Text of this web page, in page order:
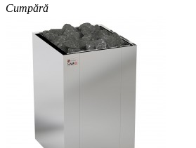
Cumpără